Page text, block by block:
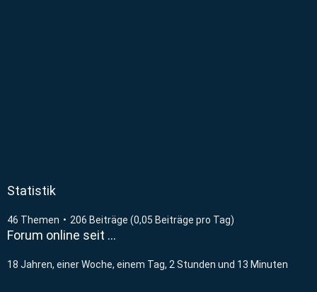
Statistik
46 Themen 206 Beiträge (0,05 Beiträge pro Tag)
Forum online seit …
18 Jahren, einer Woche, einem Tag, 2 Stunden und 13 Minuten